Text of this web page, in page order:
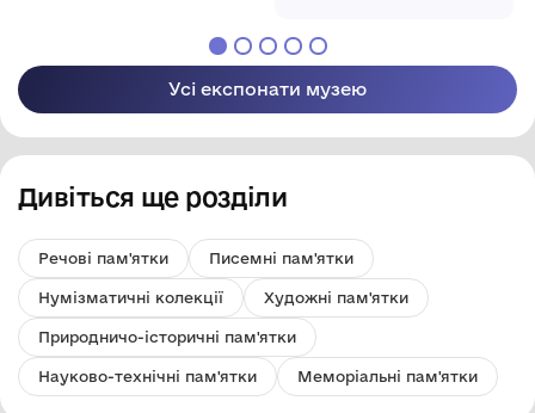
Усі експонати музею
Дивіться ще розділи
Речові пам'ятки Писемні пам'ятки
Нумізматичні колекції Художні пам'ятки
Природничо-історичні пам'ятки
Науково-технічні пам'ятки Меморіальні пам'ятки